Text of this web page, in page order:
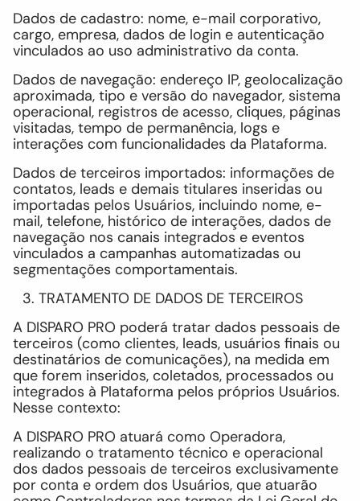
Dados de cadastro: nome, e-mail corporativo,
cargo, empresa, dados de login e autenticação
vinculados ao uso administrativo da conta.
Dados de navegação: endereço IP, geolocalização
aproximada, tipo e versão do navegador, sistema
operacional, registros de acesso, cliques, páginas
visitadas, tempo de permanência, logs e
interações com funcionalidades da Plataforma.
Dados de terceiros importados: informações de
contatos, leads e demais titulares inseridas ou
importadas pelos Usuários, incluindo nome, e-
mail, telefone, histórico de interações, dados de
navegação nos canais integrados e eventos
vinculados a campanhas automatizadas ou
segmentações comportamentais.
TRATAMENTO DE DADOS DE TERCEIROS
A DISPARO PRO poderá tratar dados pessoais de
terceiros (como clientes, leads, usuários finais ou
destinatários de comunicações), na medida em
que forem inseridos, coletados, processados ou
integrados à Plataforma pelos próprios Usuários.
Nesse contexto:
A DISPARO PRO atuará como Operadora,
realizando o tratamento técnico e operacional
dos dados pessoais de terceiros exclusivamente
por conta e ordem dos Usuários, que atuarão